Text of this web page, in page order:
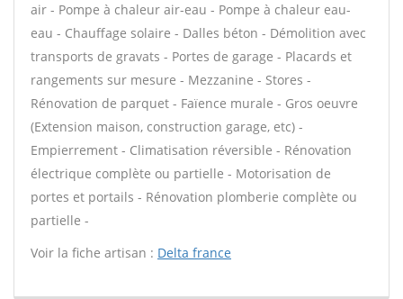
air - Pompe à chaleur air-eau - Pompe à chaleur eau-
eau - Chauffage solaire - Dalles béton - Démolition avec
transports de gravats - Portes de garage - Placards et
rangements sur mesure - Mezzanine - Stores -
Rénovation de parquet - Faïence murale - Gros oeuvre
(Extension maison, construction garage, etc) -
Empierrement - Climatisation réversible - Rénovation
électrique complète ou partielle - Motorisation de
portes et portails - Rénovation plomberie complète ou
partielle -
Voir la fiche artisan : Delta france